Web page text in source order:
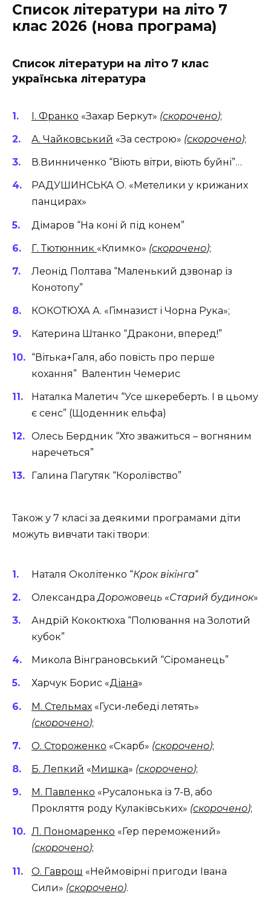
Список літератури на літо 7
клас 2026 (нова програма)
Список літератури на літо 7 клас
українська література
І. Франко «Захар Беркут» (скорочено);
А. Чайковський «За сестрою» (скорочено);
В.Винниченко “Віють вітри, віють буйні”…
РАДУШИНСЬКА О. «Метелики у крижаних
панцирах»
Дімаров “На коні й під конем”
Г. Тютюнник «Климко» (скорочено);
Леонід Полтава “Маленький дзвонар із
Конотопу”
КОКОТЮХА А. «Гімназист і Чорна Рука»;
Катерина Штанко “Дракони, вперед!”
“Вітька+Галя, або повість про перше
кохання” Валентин Чемерис
Наталка Малетич “Усе шкереберть. І в цьому
є сенс” (Щоденник ельфа)
Олесь Бердник “Хто зважиться – вогняним
наречеться”
Галина Пагутяк “Королівство”
Також у 7 класі за деякими програмами діти
можуть вивчати такі твори:
Наталя Околітенко “Крок вікінга“
ОлександраДорожовець «Старий будинок»
Андрій Кококтюха “Полювання на Золотий
кубок”
Микола Вінграновський “Сіроманець”
Харчук Борис «Діана»
М. Стельмах «Гуси-лебеді летять»
(скорочено);
О. Стороженко «Скарб» (скорочено);
Б. Лепкий «Мишка» (скорочено);
М. Павленко «Русалонька із 7-В, або
Прокляття роду Кулаківських» (скорочено);
Л. Пономаренко «Гер переможений»
(скорочено);
О. Гаврош «Неймовірні пригоди Івана
Сили» (скорочено).